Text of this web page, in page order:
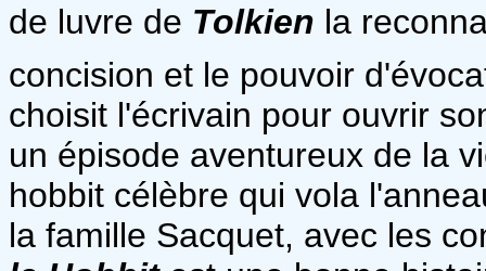
de luvre de Tolkien la
concision et le pouvoir
choisit l'écrivain pour ouvrir
un épisode aventureux de la
hobbit célèbre qui vola
la famille Sacquet, avec les